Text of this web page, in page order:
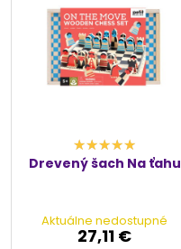
Drevený šach Na ťahu
Aktuálne nedostupné
27,11 €